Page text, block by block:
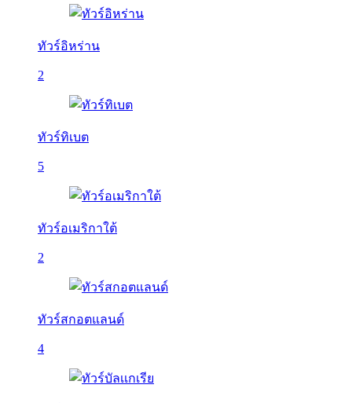
ทัวร์อิหร่าน
2
ทัวร์ทิเบต
5
ทัวร์อเมริกาใต้
2
ทัวร์สกอตแลนด์
4